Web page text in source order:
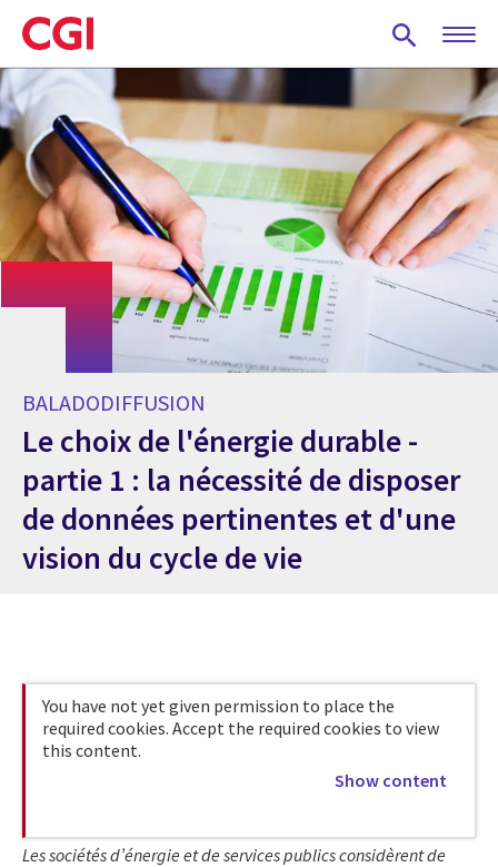
Skip
to
main
content
BALADODIFFUSION
Le choix de l'énergie durable -
partie 1 : la nécessité de disposer
de données pertinentes et d'une
vision du cycle de vie
You have not yet given permission to place the
required cookies. Accept the required cookies to view
this content.
Show content
Les sociétés d’énergie et de services publics considèrent de